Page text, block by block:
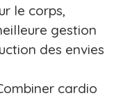
le corps,
gestion
des envies
cardio